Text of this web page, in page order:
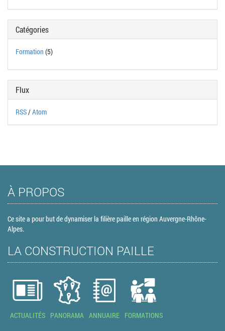
Catégories
Formation (5)
Flux
RSS/Atom
À PROPOS
Ce site a pour but de dynamiser la filière paille en région Auvergne-Rhône-
Alpes.
LA CONSTRUCTION PAILLE
ACTUALITÉS PANORAMA ANNUAIRE FORMATIONS